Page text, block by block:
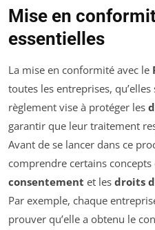
Mise en
essentielles
La mise en conformité avec le
toutes les entreprises,
règlement vise à protéger les
garantir que leur traitement
Avant de se lancer dans ce
comprendre certains concepts
consentement et les droits
Par exemple, chaque
prouver qu’elle a obtenu le